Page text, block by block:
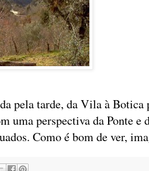
pela tarde, da Vila à
uma perspectiva da Ponte e
Como é bom de ver,